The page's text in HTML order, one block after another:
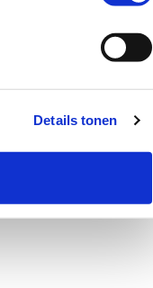
Details tonen